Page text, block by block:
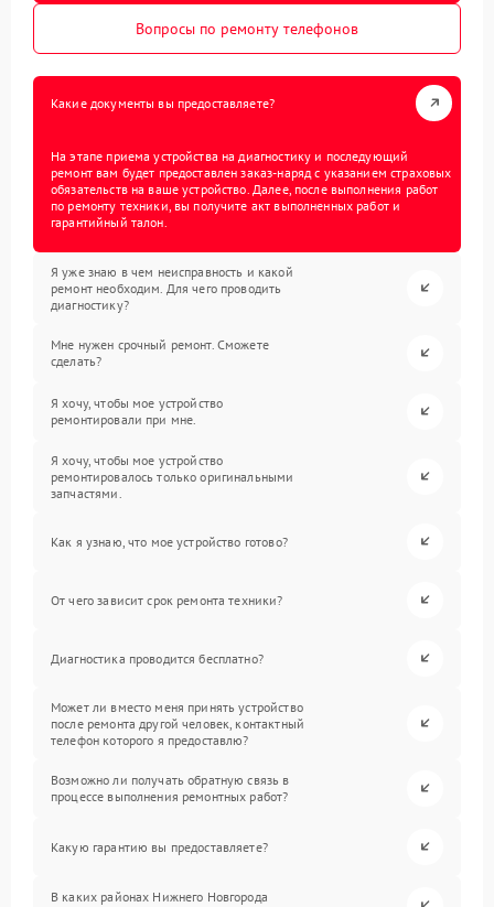
Вопросы по ремонту телефонов
Какие документы вы предоставляете?
На этапе приема устройства на диагностику и последующий
ремонт вам будет предоставлен заказ-наряд с указанием страховых
обязательств на ваше устройство. Далее, после выполнения работ
по ремонту техники, вы получите акт выполненных работ и
гарантийный талон.
Я уже знаю в чем неисправность и какой
ремонт необходим. Для чего проводить
диагностику?
Мне нужен срочный ремонт. Сможете
сделать?
Я хочу, чтобы мое устройство
ремонтировали при мне.
Я хочу, чтобы мое устройство
ремонтировалось только оригинальными
запчастями.
Как я узнаю, что мое устройство готово?
От чего зависит срок ремонта техники?
Диагностика проводится бесплатно?
Может ли вместо меня принять устройство
после ремонта другой человек, контактный
телефон которого я предоставлю?
Возможно ли получать обратную связь в
процессе выполнения ремонтных работ?
Какую гарантию вы предоставляете?
В каких районах Нижнего Новгорода